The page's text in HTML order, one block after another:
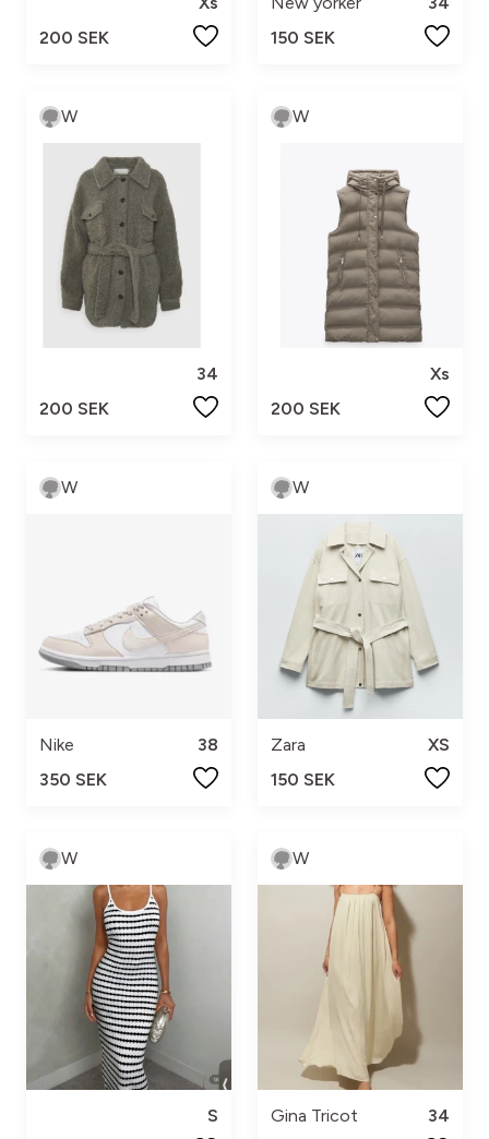
200 SEK
150 SEK
W
34
200 SEK
W
Xs
200 SEK
W
Nike
38
350 SEK
W
Zara
XS
150 SEK
W
S
W
Gina Tricot
34